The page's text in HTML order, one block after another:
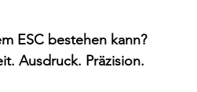
ESC bestehen kann?
Ausdruck. Präzision.